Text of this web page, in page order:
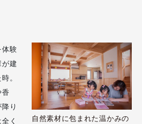
験
建
。
香
り
く
自然素材に包まれた温かみの